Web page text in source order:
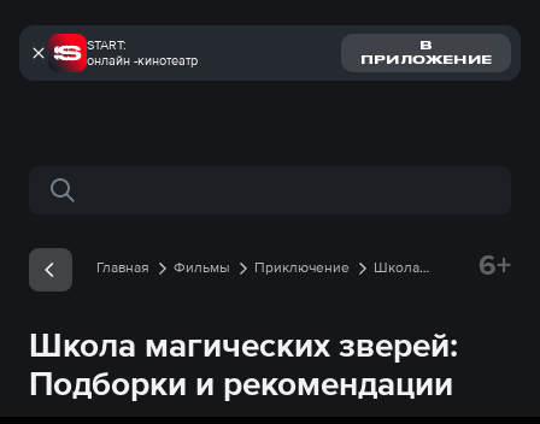
START:
онлайн -кинотеатр
В
ПРИЛОЖЕНИЕ
Поиск по сайту
Главная Фильмы Приключение
Школа
6+
Школа магических зверей:
Подборки и рекомендации